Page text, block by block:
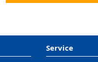
Service